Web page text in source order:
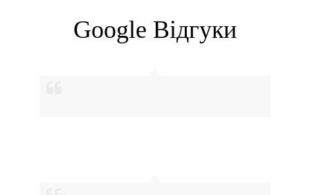
Google Вiдгуки